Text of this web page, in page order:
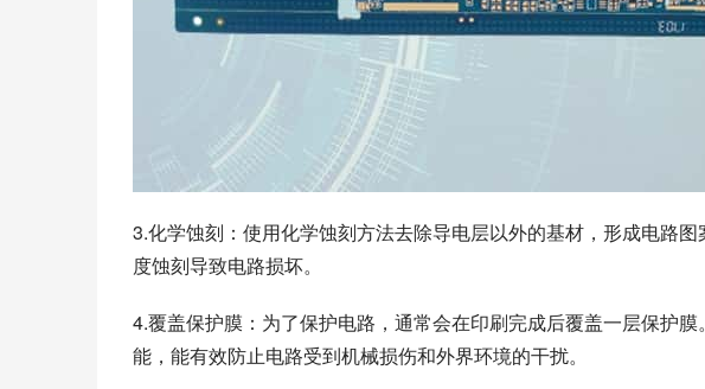
3.化学蚀刻：使用化学蚀刻方法去除导电层以外的基材，形成电路
度蚀刻导致电路损坏。
4.覆盖保护膜：为了保护电路，通常会在印刷完成后覆盖一层保护
能，能有效防止电路受到机械损伤和外界环境的干扰。